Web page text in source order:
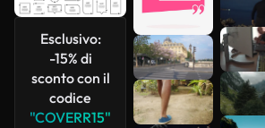
Esclusivo:
-15% di
sconto con il
codice
"COVERR15"